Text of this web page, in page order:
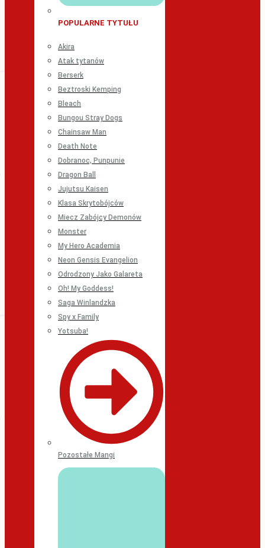
POPULARNE TYTUŁU
Akira
Atak tytanów
Berserk
Beztroski Kemping
Bleach
Bungou Stray Dogs
Chainsaw Man
Death Note
Dobranoc, Punpunie
Dragon Ball
Jujutsu Kaisen
Klasa Skrytobójców
Miecz Zabójcy Demonów
Monster
My Hero Academia
Neon Gensis Evangelion
Odrodzony Jako Galareta
Oh! My Goddess!
Saga Winlandzka
Spy x Family
Yotsuba!
Pozostałe Mangi